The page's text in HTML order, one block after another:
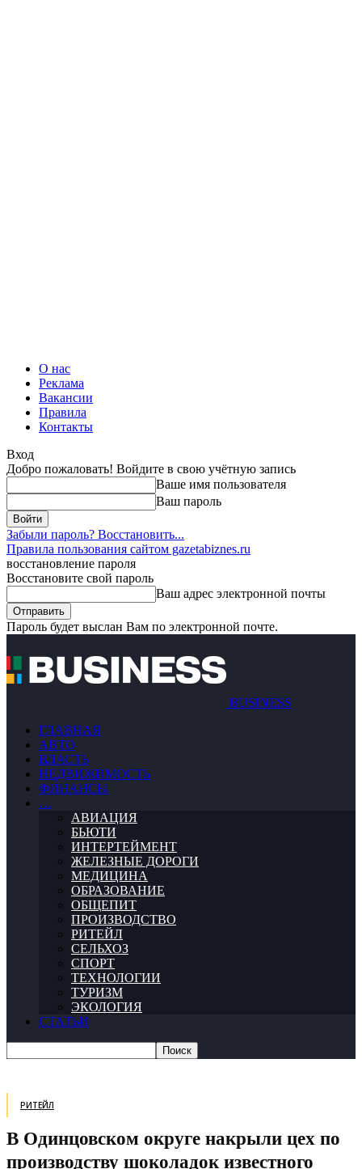
О нас
Реклама
Вакансии
Правила
Контакты
Вход
Добро пожаловать! Войдите в свою учётную запись
Ваше имя пользователя
Ваш пароль
Забыли пароль? Восстановить...
Правила пользования сайтом gazetabiznes.ru
восстановление пароля
Восстановите свой пароль
Ваш адрес электронной почты
Пароль будет выслан Вам по электронной почте.
BUSINESS
ГЛАВНАЯ
АВТО
ВЛАСТЬ
НЕДВИЖИМОСТЬ
ФИНАНСЫ
…
АВИАЦИЯ
БЬЮТИ
ИНТЕРТЕЙМЕНТ
ЖЕЛЕЗНЫЕ ДОРОГИ
МЕДИЦИНА
ОБРАЗОВАНИЕ
ОБЩЕПИТ
ПРОИЗВОДСТВО
РИТЕЙЛ
СЕЛЬХОЗ
СПОРТ
ТЕХНОЛОГИИ
ТУРИЗМ
ЭКОЛОГИЯ
СТАТЬИ
РИТЕЙЛ
В Одинцовском округе накрыли цех по
производству шоколадок известного